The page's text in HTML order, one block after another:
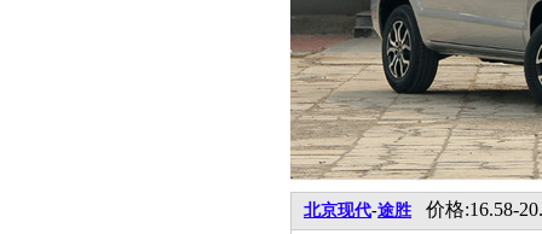
北京现代-途胜 价格:16.58-